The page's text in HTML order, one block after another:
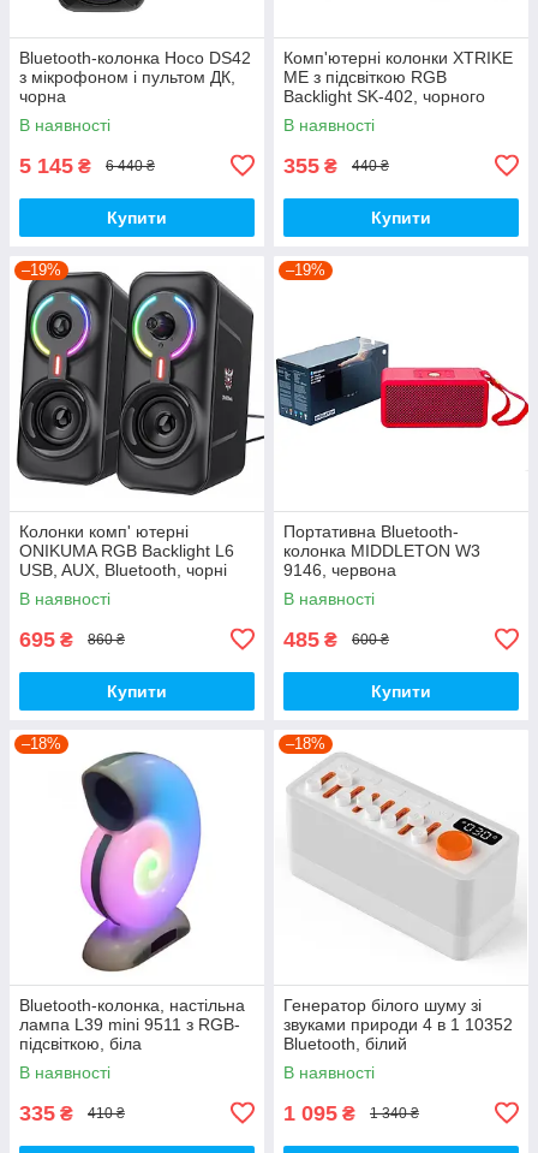
Bluetooth-колонка Hoco DS42
з мікрофоном і пультом ДК,
чорна
В наявності
5 145 ₴ 6 440 ₴
Купити
Комп'ютерні колонки XTRIKE
ME з підсвіткою RGB
Backlight SK-402, чорного
кольору.
В наявності
355 ₴ 440 ₴
Купити
–19%
Колонки комп' ютерні
ONIKUMA RGB Backlight L6
USB, AUX, Bluetooth, чорні
В наявності
695 ₴ 860 ₴
Купити
–19%
Портативна Bluetooth-
колонка MIDDLETON W3
9146, червона
В наявності
485 ₴ 600 ₴
Купити
–18%
Bluetooth-колонка, настільна
лампа L39 mini 9511 з RGB-
підсвіткою, біла
В наявності
335 ₴ 410 ₴
–18%
Генератор білого шуму зі
звуками природи 4 в 1 10352
Bluetooth, білий
В наявності
1 095 ₴ 1 340 ₴